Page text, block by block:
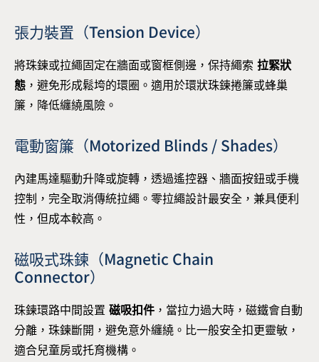
張力裝置（Tension Device）
將珠鍊或拉繩固定在牆面或窗框側邊，保持繩索 拉緊狀
態 ，避免形成鬆垮的環圈。適用於環狀珠鍊捲簾或蜂巢
簾，降低纏繞風險。
電動窗簾（Motorized Blinds / Shades）
內建馬達驅動升降或旋轉，透過遙控器、牆面按鈕或手機
控制，完全取消傳統拉繩。零拉繩設計最安全，兼具便利
性，但成本較高。
磁吸式珠鍊（Magnetic Chain
Connector）
珠鍊環路中間設置 磁吸扣件 ，當拉力過大時，磁鐵會自動
分離，珠鍊斷開，避免意外纏繞。比一般安全扣更靈敏，
適合兒童房或托育機構。